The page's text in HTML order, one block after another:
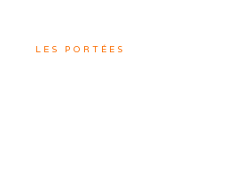
LES PORTÉES